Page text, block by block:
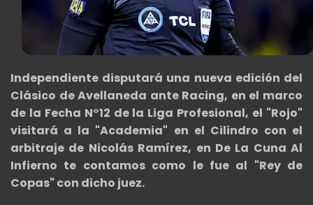
Independiente disputará una nueva edición del
Clásico de Avellaneda ante Racing, en el marco
de la Fecha N°12 de la Liga Profesional, el "Rojo"
visitará a la "Academia" en el Cilindro con el
arbitraje de Nicolás Ramírez, en De La Cuna Al
Infierno te contamos como le fue al "Rey de
Copas" con dicho juez.